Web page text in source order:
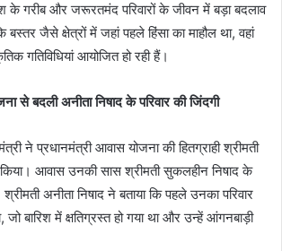
गरीब और जरूरतमंद परिवारों के जीवन में बड़ा बदलाव
जैसे क्षेत्रों में जहां पहले हिंसा का माहौल था, वहां
गतिविधियां आयोजित हो रही हैं।
से बदली अनीता निषाद के परिवार की जिंदगी
ने प्रधानमंत्री आवास योजना की हितग्राही श्रीमती
किया। आवास उनकी सास श्रीमती सुकलहीन निषाद के
अनीता निषाद ने बताया कि पहले उनका परिवार
बारिश में क्षतिग्रस्त हो गया था और उन्हें आंगनबाड़ी